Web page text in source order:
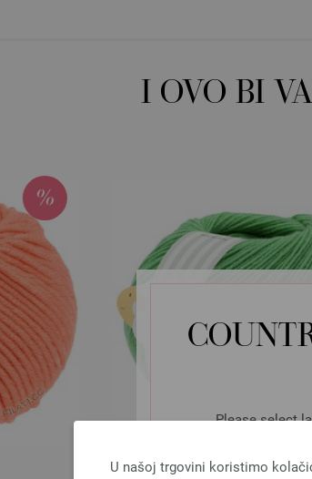
Please select
U našoj trgovini koristimo
I OVO BI
Lana Grossa